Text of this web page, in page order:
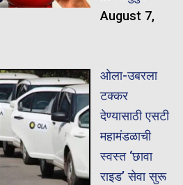
August 7,
ओला-उबरला
टक्कर
देण्यासाठी एसटी
महामंडळाची
स्वस्त ‘छावा
राइड’ सेवा सुरू